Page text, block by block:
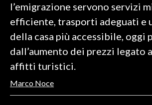
INSULARITÀ
INFO AZIENDE
ABBONATI
ANNUNCI
NECROLOGI
PUBBLICITÀ
l’emigrazione servono servizi
efficiente, trasporti adeguati e
della casa più accessibile, oggi
dall’aumento dei prezzi legato
affitti turistici.
Marco Noce